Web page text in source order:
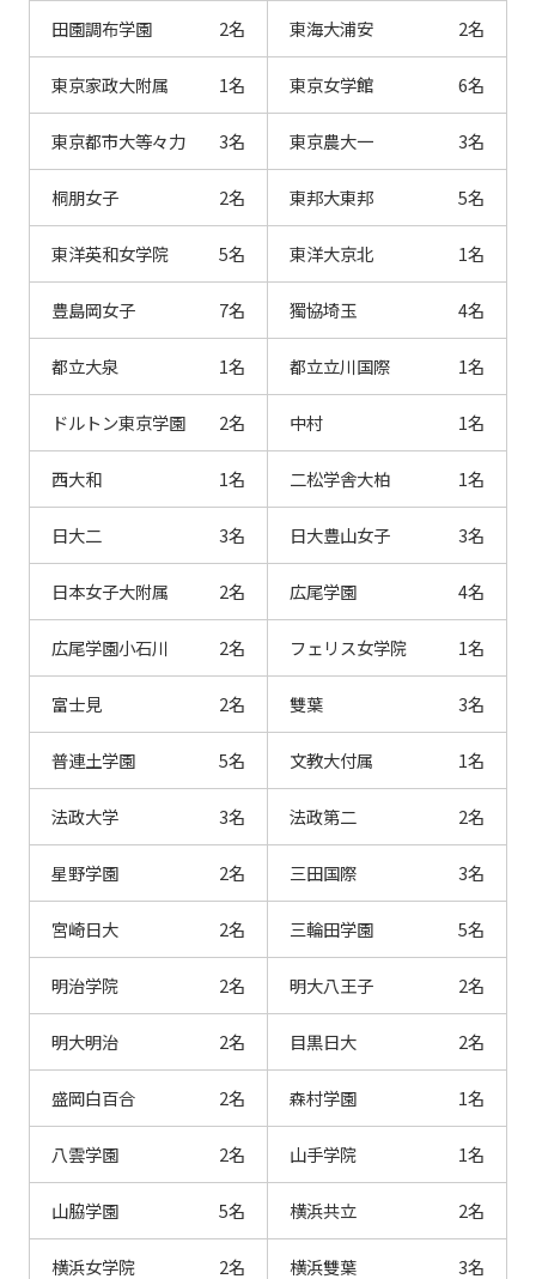
田園調布学園 2名 東海大浦安 2名
東京家政大附属 1名 東京女学館 6名
東京都市大等々力 3名 東京農大一 3名
桐朋女子 2名 東邦大東邦 5名
東洋英和女学院 5名 東洋大京北 1名
豊島岡女子 7名 獨協埼玉 4名
都立大泉 1名 都立立川国際 1名
ドルトン東京学園 2名 中村 1名
西大和 1名 二松学舎大柏 1名
日大二 3名 日大豊山女子 3名
日本女子大附属 2名 広尾学園 4名
広尾学園小石川 2名 フェリス女学院 1名
富士見 2名 雙葉 3名
普連土学園 5名 文教大付属 1名
法政大学 3名 法政第二 2名
星野学園 2名 三田国際 3名
宮崎日大 2名 三輪田学園 5名
明治学院 2名 明大八王子 2名
明大明治 2名 目黒日大 2名
盛岡白百合 2名 森村学園 1名
八雲学園 2名 山手学院 1名
山脇学園 5名 横浜共立 2名
横浜女学院 2名 横浜雙葉 3名